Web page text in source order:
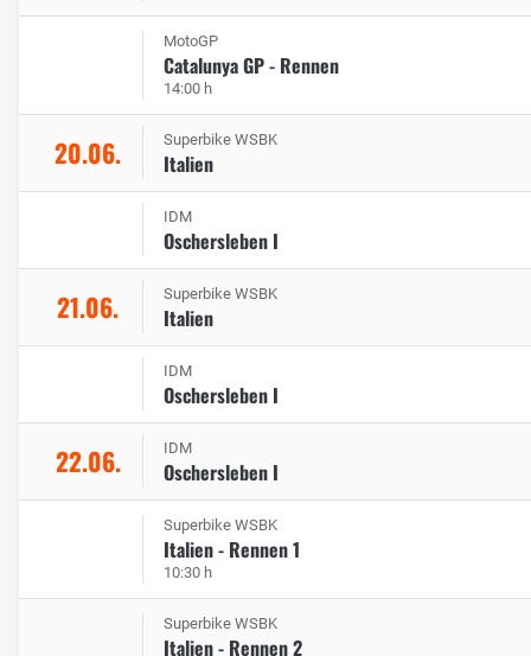
MotoGP
Catalunya GP - Rennen
14:00 h
20.06. Superbike WSBK
Italien
IDM
Oschersleben I
21.06. Superbike WSBK
Italien
IDM
Oschersleben I
22.06. IDM
Oschersleben I
Superbike WSBK
Italien - Rennen 1
10:30 h
Superbike WSBK
Italien - Rennen 2